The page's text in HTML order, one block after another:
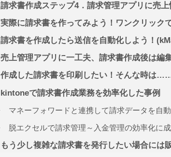
請求書作成ステップ4．請求管理アプリに売
実際に請求書を作ってみよう！ワンクリック
請求書を作成したら送信を自動化しよう！
売上管理アプリに一工夫、請求書作成後は編
作成した請求書を印刷したい！そんな時は
kintoneで請求書作成業務を効率化した事例
マネーフォワードと連携して請求データを自
脱エクセルで請求管理～入金管理の効率化に
もう少し複雑な請求書を発行したい場合には